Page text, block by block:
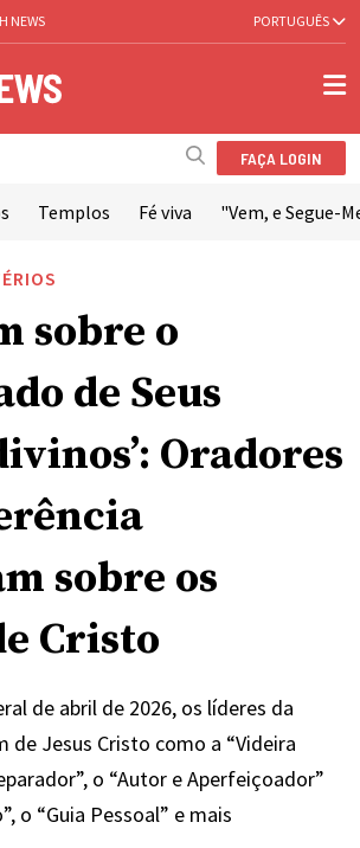
NEWS PORTUGUÊS
FAÇA LOGIN
Templos Fé viva "Vem, e Segue-
sobre o
de Seus
Oradores
sobre os
Cristo
de abril de 2026, os líderes da
de Jesus Cristo como a “Videira
o “Autor e Aperfeiçoador”
o “Guia Pessoal” e mais